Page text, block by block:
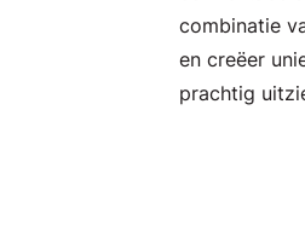
combinatie
en creëer
prachtig